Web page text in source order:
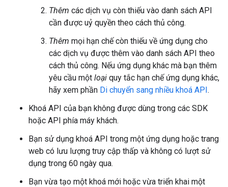
Thêm các dịch vụ còn thiếu vào danh sách API
cần được uỷ quyền theo cách thủ công.
Thêm mọi hạn chế còn thiếu về ứng dụng cho
các dịch vụ được thêm vào danh sách API theo
cách thủ công. Nếu ứng dụng khác mà bạn thêm
yêu cầu một loại quy tắc hạn chế ứng dụng khác,
hãy xem phần Di chuyển sang nhiều khoá API.
Khoá API của bạn không được dùng trong các SDK
hoặc API phía máy khách.
Bạn sử dụng khoá API trong một ứng dụng hoặc trang
web có lưu lượng truy cập thấp và không có lượt sử
dụng trong 60 ngày qua.
Bạn vừa tạo một khoá mới hoặc vừa triển khai một